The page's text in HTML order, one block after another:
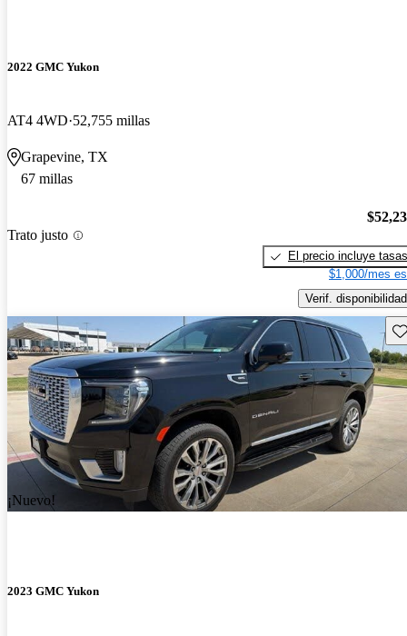
2022 GMC Yukon
AT4 4WD 52,755 millas
Grapevine, TX
67 millas
Trato justo
El precio incluye tasas
$1,000/mes
Verif. disponibilidad
¡Nuevo!
2023 GMC Yukon